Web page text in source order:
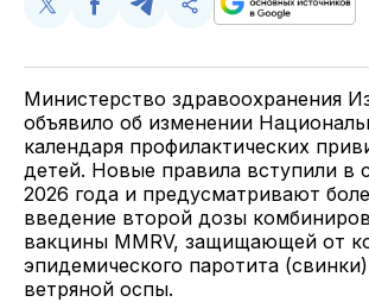
Поделиться
Twitter
Поделиться
Facebook
Поделиться
Telegram
Скопируйте
поделитесь
Министерство здравоохранения
объявило об изменении
календаря профилактических
детей. Новые правила вступили в
2026 года и предусматривают
введение второй дозы
вакцины MMRV, защищающей от
эпидемического паротита
ветряной оспы.